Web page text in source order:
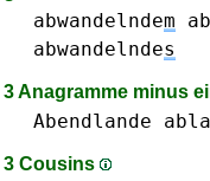
abwandelndem
abwandelndes
3 Anagramme minus
Abendlande
3 Cousins